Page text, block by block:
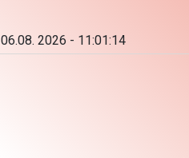
06.08. 2026 - 11:01:15